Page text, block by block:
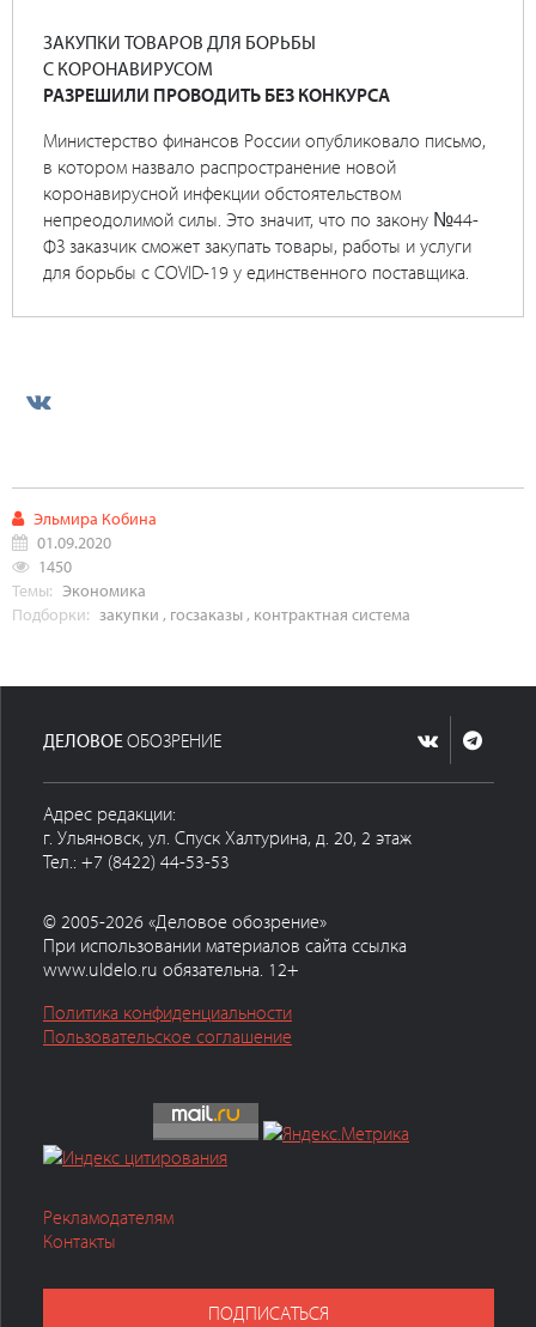
ЗАКУПКИ ТОВАРОВ ДЛЯ БОРЬБЫ
С КОРОНАВИРУСОМ
РАЗРЕШИЛИ ПРОВОДИТЬ БЕЗ КОНКУРСА
Министерство финансов России опубликовало письмо,
в котором назвало распространение новой
коронавирусной инфекции обстоятельством
непреодолимой силы. Это значит, что по закону №44-
ФЗ заказчик сможет закупать товары, работы и услуги
для борьбы с COVID-19 у единственного поставщика.
Эльмира Кобина
01.09.2020
1450
Темы: Экономика
Подборки: закупки , госзаказы, контрактная система
ДЕЛОВОЕОБОЗРЕНИЕ
Адрес редакции:
г. Ульяновск, ул. Спуск Халтурина, д. 20, 2 этаж
Тел.: +7 (8422) 44-53-53
© 2005-2026 «Деловое обозрение»
При использовании материалов сайта ссылка
www.uldelo.ru обязательна. 12+
Политика конфиденциальности
Пользовательское соглашение
Рекламодателям
Контакты
ПОДПИСАТЬСЯ